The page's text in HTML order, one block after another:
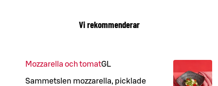
Vi rekommenderar
Mozzarella och tomatGL
Sammetslen mozzarella, picklade